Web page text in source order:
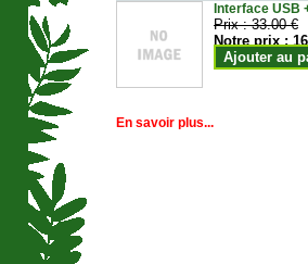
Interface USB
Prix :33.00 €
Notre prix :
Ajouter au
En savoir plus...